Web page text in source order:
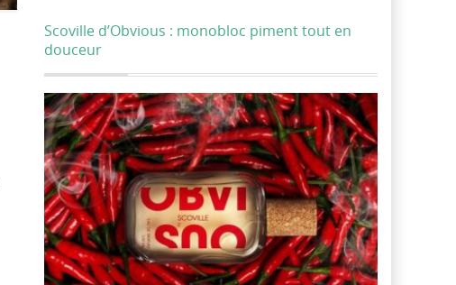
Scoville d’Obvious : monobloc piment tout en
douceur